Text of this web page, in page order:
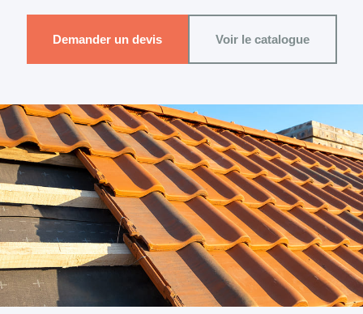
Demander un devis Voir le catalogue